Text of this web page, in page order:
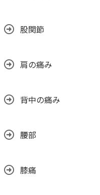
股関節
肩の痛み
背中の痛み
腰部
膝痛